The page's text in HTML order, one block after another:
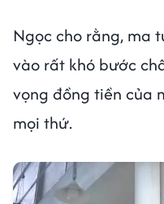
Ngọc cho rằng, ma
vào rất khó bước
vọng đồng tiền của
mọi thứ.